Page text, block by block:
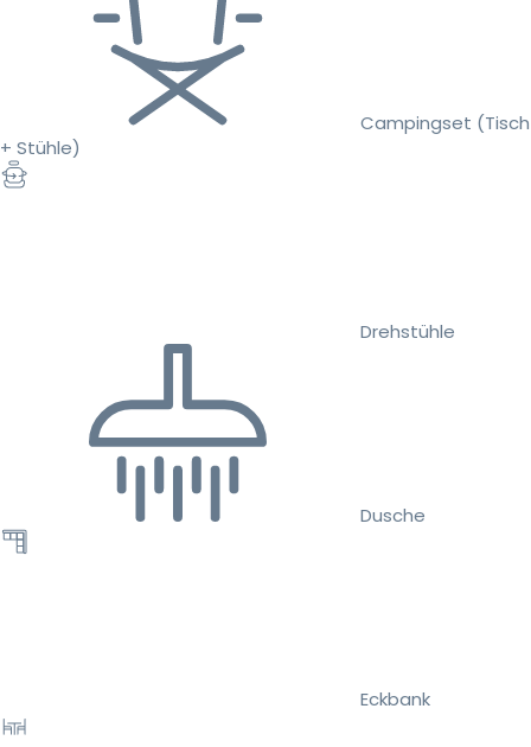
Campingset (Tisch
+ Stühle)
Drehstühle
Dusche
Eckbank